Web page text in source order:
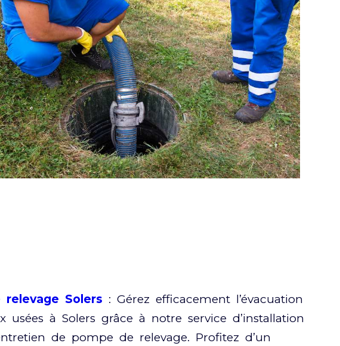
relevage Solers : Gérez efficacement l’évacuation
usées à Solers grâce à notre service d’installation
de pompe de relevage. Profitez d’un